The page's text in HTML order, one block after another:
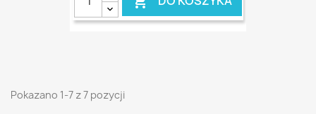
Pokazano 1-7 z 7 pozycji